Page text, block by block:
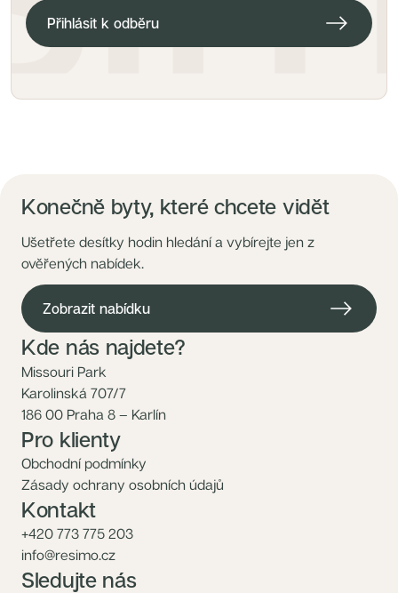
Přihlásit k odběru
Konečně byty, které chcete vidět
Ušetřete desítky hodin hledání a vybírejte jen z
ověřených nabídek.
Zobrazit nabídku
Kde nás najdete?
Missouri Park
Karolinská 707/7
186 00 Praha 8 – Karlín
Pro klienty
Obchodní podmínky
Zásady ochrany osobních údajů
Kontakt
+420 773 775 203
info@resimo.cz
Sledujte nás